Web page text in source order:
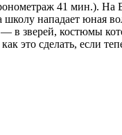
41 мин.). На
школу нападает юная
— в зверей, костюмы
это сделать, если